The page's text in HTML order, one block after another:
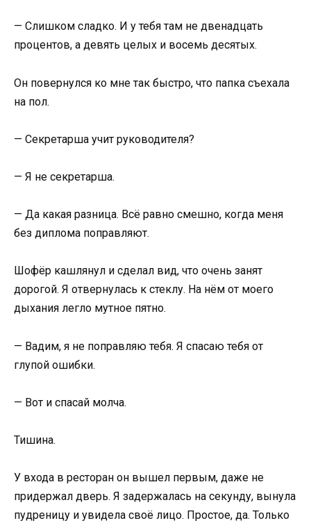
— Слишком сладко. И у тебя там не двенадцать
процентов, а девять целых и восемь десятых.
Он повернулся ко мне так быстро, что папка съехала
на пол.
— Секретарша учит руководителя?
— Я не секретарша.
— Да какая разница. Всё равно смешно, когда меня
без диплома поправляют.
Шофёр кашлянул и сделал вид, что очень занят
дорогой. Я отвернулась к стеклу. На нём от моего
дыхания легло мутное пятно.
— Вадим, я не поправляю тебя. Я спасаю тебя от
глупой ошибки.
— Вот и спасай молча.
Тишина.
У входа в ресторан он вышел первым, даже не
придержал дверь. Я задержалась на секунду, вынула
пудреницу и увидела своё лицо. Простое, да. Только